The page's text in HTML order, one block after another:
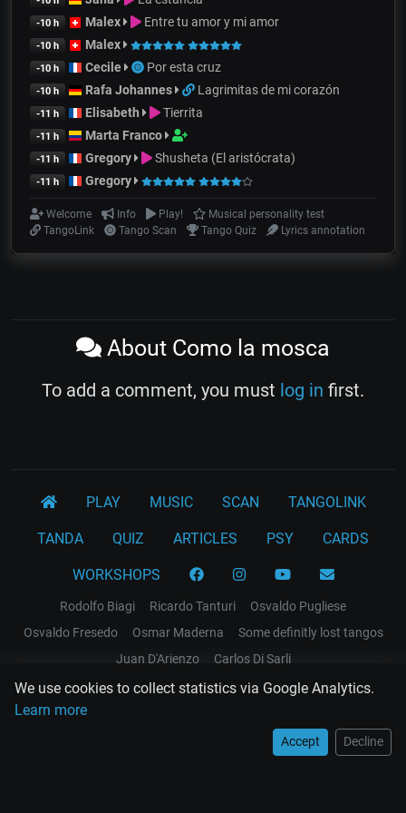
We use cookies to collect statistics via Google Analytics.
Learn more
Accept Decline
-10 h Malex Entre tu amor y mi amor
-10 h Malex
-10 h Cecile Por esta cruz
-10 h Rafa Johannes Lagrimitas de mi corazón
-11 h Elisabeth Tierrita
-11 h Marta Franco
-11 h Gregory Shusheta (El aristócrata)
-11 h Gregory
Welcome Info Play!
Musical personality test
TangoLink
Tango Scan Tango Quiz Lyrics annotation
About Como la mosca
To add a comment, you must log in first.
PLAY MUSIC SCAN TANGOLINK
TANDA QUIZ ARTICLES PSY CARDS
WORKSHOPS
Rodolfo Biagi Ricardo Tanturi
Osvaldo Pugliese
Osvaldo Fresedo
Osmar Maderna
Some definitly lost tangos
Juan D'Arienzo
Carlos Di Sarli
Terms and Legal Notices
EL RECODO TANGO
Design Web: Gregory DIAZ